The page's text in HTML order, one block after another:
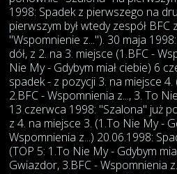
1998: Spadek z pierwszego na
pierwszym był wtedy zespół BFC
"Wspomnienie z..."). 30 maja
dół, z 2. na 3. miejsce (1.BFC -
Nie My - Gdybym miał ciebie) 6
spadek - z pozycji 3. na miejsce
2.BFC - Wspomnienia z..., 3. To
13 czerwca 1998: "Szalona" już
z 4. na miejsce 3. (1.To Nie My -
Wspomnienia z...) 20.06.1998:
(TOP 5: 1.To Nie My - Gdybym
Gwiazdor, 3.BFC - Wspomnienia